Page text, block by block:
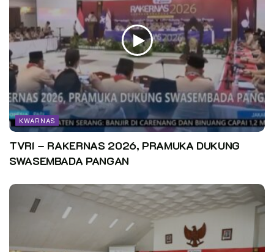
KWARNAS
TVRI – RAKERNAS 2026, PRAMUKA DUKUNG
SWASEMBADA PANGAN